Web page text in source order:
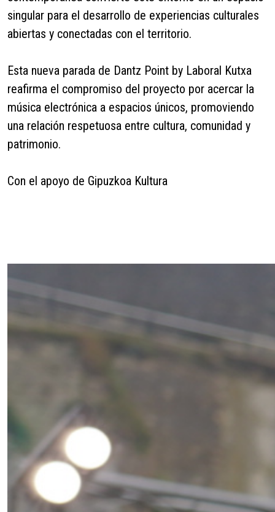
singular para el desarrollo de experiencias culturales
abiertas y conectadas con el territorio.
Esta nueva parada de Dantz Point by Laboral Kutxa
reafirma el compromiso del proyecto por acercar la
música electrónica a espacios únicos, promoviendo
una relación respetuosa entre cultura, comunidad y
patrimonio.
Con el apoyo de Gipuzkoa Kultura